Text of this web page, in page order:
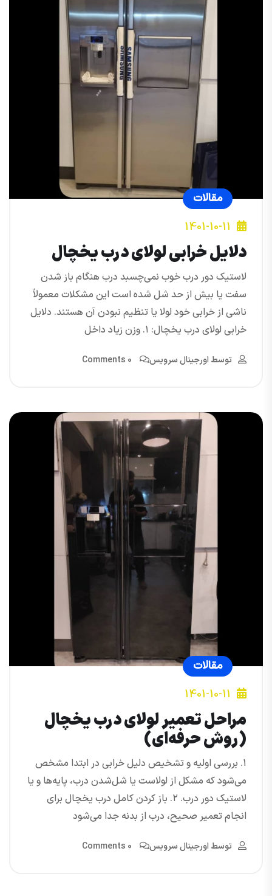
مقالات
1401-10-11
دلایل خرابی لولای درب یخچال
لاستیک دور درب خوب نمی‌چسبد درب هنگام باز شدن
سفت یا بیش از حد شل شده است این مشکلات معمولاً
ناشی از خرابی خود لولا یا تنظیم نبودن آن هستند. دلایل
خرابی لولای درب یخچال: ۱. وزن زیاد داخل
توسط اورجینال سرویس 0 Comments
مقالات
1401-10-11
مراحل تعمیر لولای درب یخچال
(روش حرفه‌ای)
۱. بررسی اولیه و تشخیص دلیل خرابی در ابتدا مشخص
می‌شود که مشکل از لولاست یا شل‌شدن درب، پایه‌ها و یا
لاستیک دور درب. ۲. باز کردن کامل درب یخچال برای
انجام تعمیر صحیح، درب از بدنه جدا می‌شود
توسط اورجینال سرویس 0 Comments